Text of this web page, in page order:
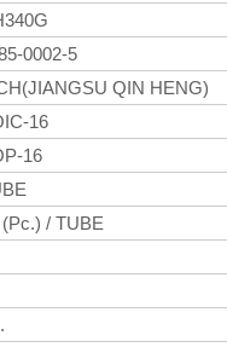
0002-5
QIN HENG)
16
16
(Pc.) / TUBE